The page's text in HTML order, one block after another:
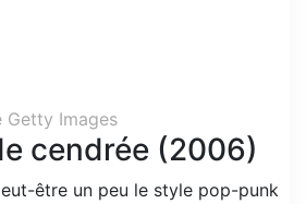
Images
cendrée (2006)
être un peu le style pop-punk